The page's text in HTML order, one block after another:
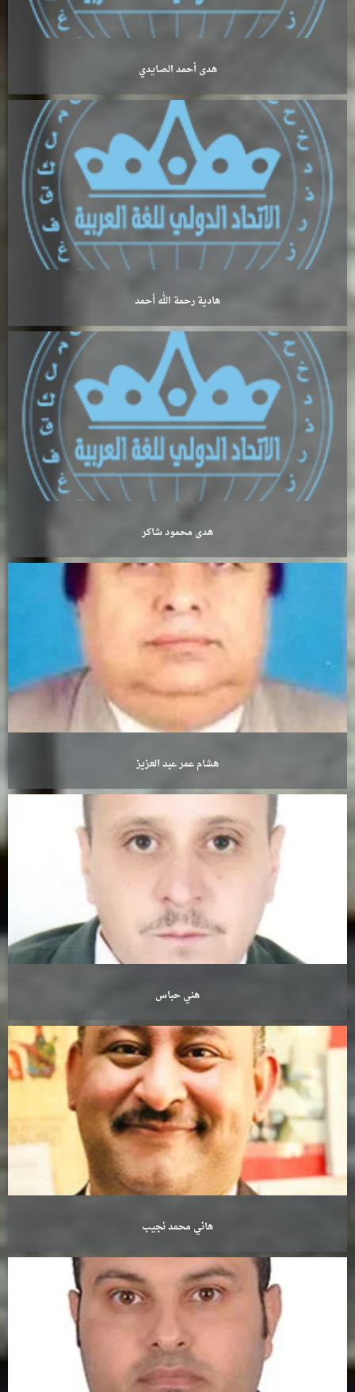
هدى أحمد الصايدي
هادية رحمة الله أحمد
هدى محمود شاكر
هشام عمر عبد العزيز
هني حباس
هاني محمد نجيب